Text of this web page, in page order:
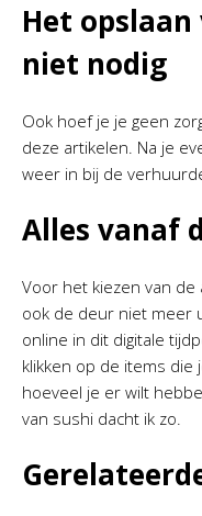
Het
niet nodig
Ook hoef je je geen
deze artikelen. Na je
weer in bij de
Alles vanaf
Voor het kiezen van
ook de deur niet meer
online in dit digitale
klikken op de items die
hoeveel je er wilt
van sushi dacht ik zo.